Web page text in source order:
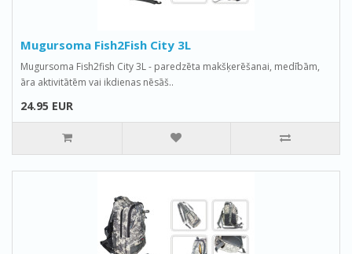
Mugursoma Fish2Fish City 3L
Mugursoma Fish2fish City 3L - paredzēta makšķerēšanai, medībām,
āra aktivitātēm vai ikdienas nēsāš..
24.95 EUR